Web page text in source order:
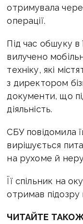
отримувала
операції.
Під час обшуку в
вилучено
техніку, які
з директором
документи, що
діяльність.
СБУ повідомила
вирішується
на рухоме й
Її спільник на
отримав підозру
ЧИТАЙТЕ